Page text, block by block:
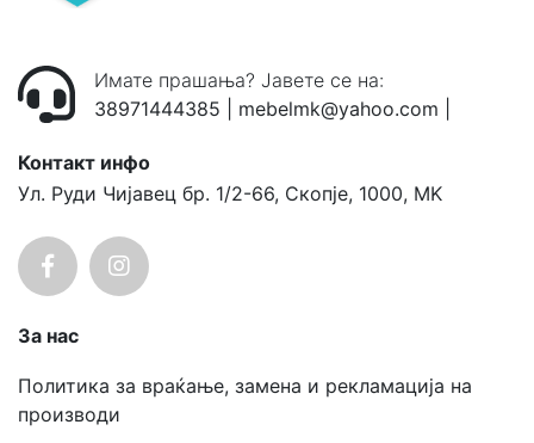
Имате прашања? Јавете се на:
38971444385
mebelmk@yahoo.com
Контакт инфо
Ул. Руди Чијавец бр. 1/2-66, Скопје, 1000, MK
За нас
Политика за враќање, замена и рекламација на
производи